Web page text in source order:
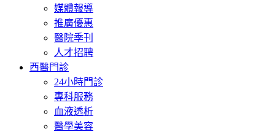
媒體報導
推廣優惠
醫院季刊
人才招聘
西醫門診
24小時門診
專科服務
血液透析
醫學美容